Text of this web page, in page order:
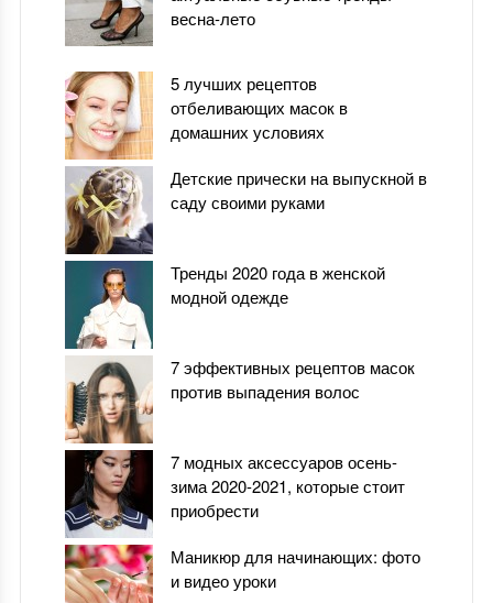
весна-лето
5 лучших рецептов
отбеливающих масок в
домашних условиях
Детские прически на выпускной в
саду своими руками
Тренды 2020 года в женской
модной одежде
7 эффективных рецептов масок
против выпадения волос
7 модных аксессуаров осень-
зима 2020-2021, которые стоит
приобрести
Маникюр для начинающих: фото
и видео уроки